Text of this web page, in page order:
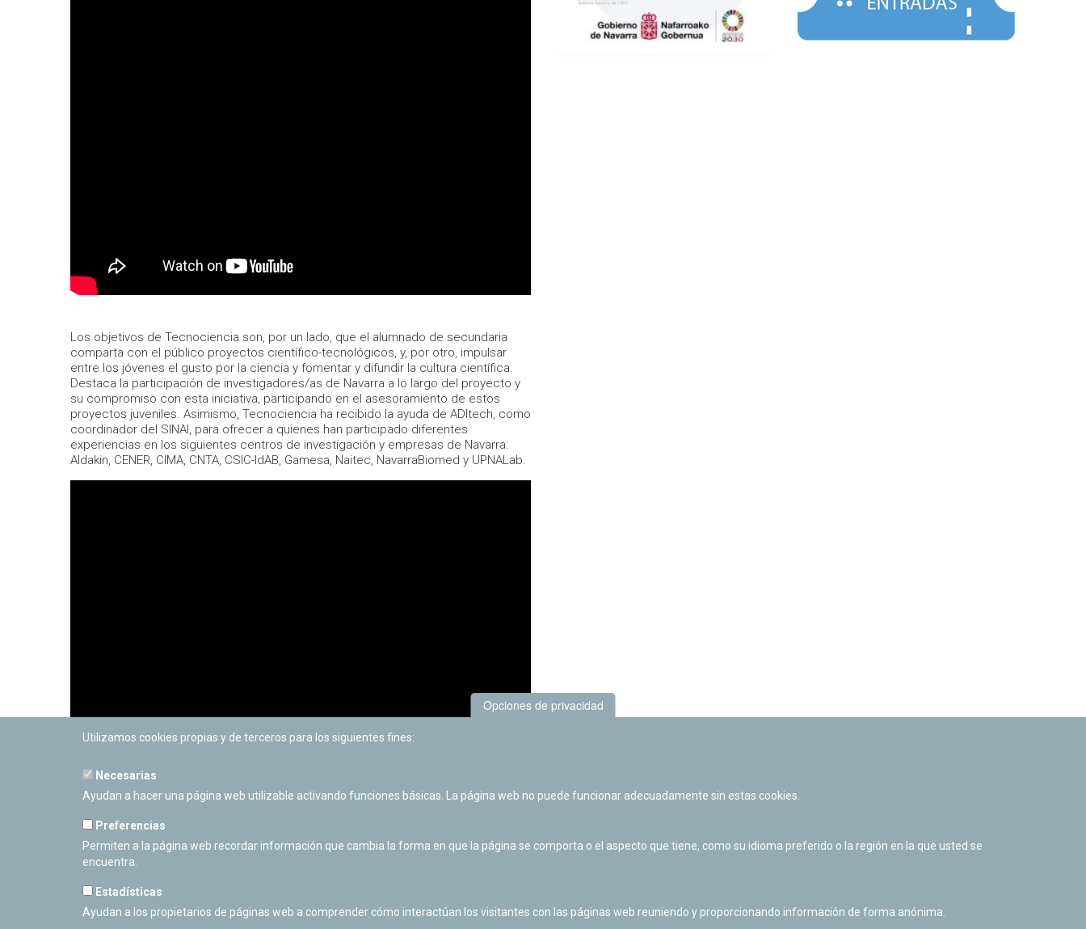
Los objetivos de Tecnociencia son, por un lado, que el alumnado de secundaria
comparta con el público proyectos científico-tecnológicos, y, por otro, impulsar
entre los jóvenes el gusto por la ciencia y fomentar y difundir la cultura científica.
Destaca la participación de investigadores/as de Navarra a lo largo del proyecto y
su compromiso con esta iniciativa, participando en el asesoramiento de estos
proyectos juveniles. Asimismo, Tecnociencia ha recibido la ayuda de ADItech, como
coordinador del SINAI, para ofrecer a quienes han participado diferentes
experiencias en los siguientes centros de investigación y empresas de Navarra:
Aldakin, CENER, CIMA, CNTA, CSIC-IdAB, Gamesa, Naitec, NavarraBiomed y UPNALab.
Opciones de privacidad
Utilizamos cookies propias y de terceros para los siguientes fines:
Necesarias
Ayudan a hacer una página web utilizable activando funciones básicas. La página web no puede funcionar adecuadamente sin estas cookies.
Preferencias
Permiten a la página web recordar información que cambia la forma en que la página se comporta o el aspecto que tiene, como su idioma preferido o la región en la que usted se
encuentra.
Estadísticas
Ayudan a los propietarios de páginas web a comprender cómo interactúan los visitantes con las páginas web reuniendo y proporcionando información de forma anónima.